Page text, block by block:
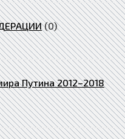
(0)
Путина 2012–2018